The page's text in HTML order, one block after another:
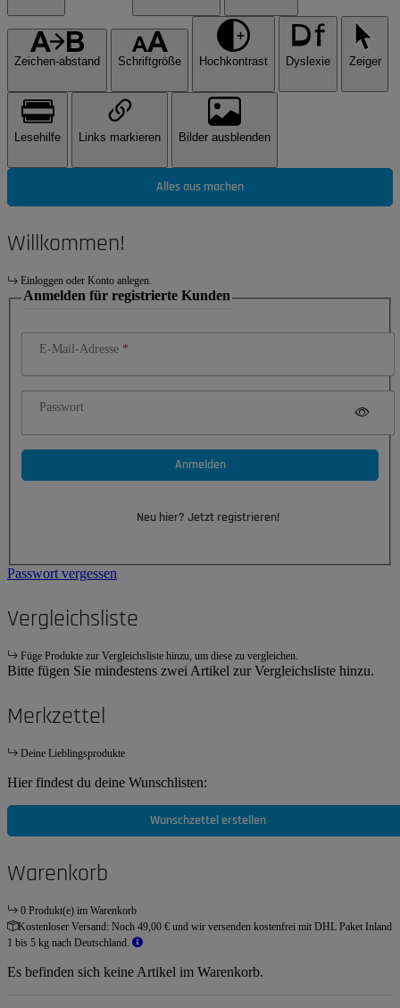
Zeichen-abstand Schriftgröße Hochkontrast Dyslexie Zeiger
Lesehilfe Links markieren Bilder ausblenden
Alles aus machen
Willkommen!
Einloggen oder Konto anlegen.
Anmelden für registrierte Kunden
E-Mail-Adresse
Passwort
Anmelden
Neu hier? Jetzt registrieren!
Passwort vergessen
Vergleichsliste
Füge Produkte zur Vergleichsliste hinzu, um diese zu vergleichen.
Bitte fügen Sie mindestens zwei Artikel zur Vergleichsliste hinzu.
Merkzettel
Deine Lieblingsprodukte
Hier findest du deine Wunschlisten:
Wunschzettel erstellen
Warenkorb
0 Produkt(e) im Warenkorb
Kostenloser Versand: Noch 49,00 € und wir versenden kostenfrei mit DHL Paket Inland
1 bis 5 kg nach Deutschland.
Es befinden sich keine Artikel im Warenkorb.